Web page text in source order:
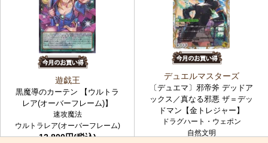
遊戯王
黒魔導のカーテン 【ウルトラ
レア(オーバーフレーム)】
速攻魔法
ウルトラレア(オーバーフレーム)
12,800円(税込)
デュエルマスターズ
〔デュエマ〕邪帝斧 デッドア
ックス／真なる邪悪 ザ＝デッ
ドマン【金トレジャー】
ドラグハート・ウェポン
自然文明